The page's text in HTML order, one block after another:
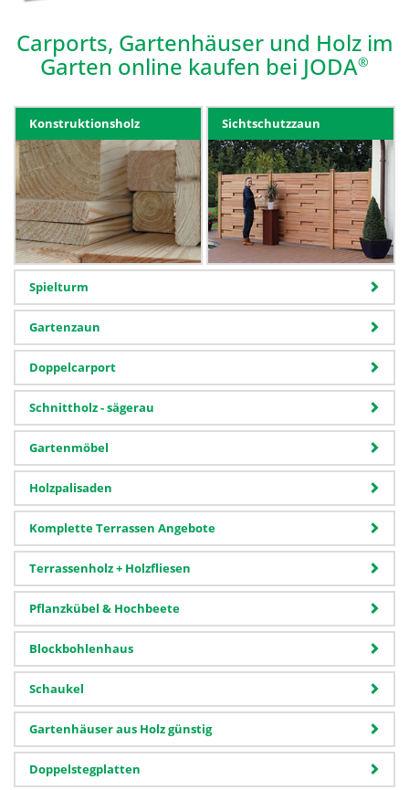
Carports, Gartenhäuser und Holz im
Garten online kaufen bei JODA®
Konstruktionsholz Sichtschutzzaun
Spielturm
Gartenzaun
Doppelcarport
Schnittholz - sägerau
Gartenmöbel
Holzpalisaden
Komplette Terrassen Angebote
Terrassenholz + Holzfliesen
Pflanzkübel & Hochbeete
Blockbohlenhaus
Schaukel
Gartenhäuser aus Holz günstig
Doppelstegplatten